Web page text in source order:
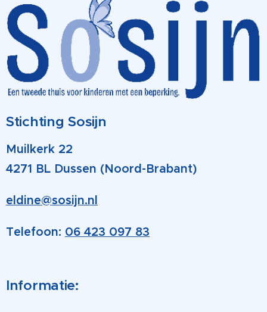
Stichting Sosijn
Muilkerk 22
4271 BL Dussen (Noord-Brabant)
eldine@sosijn.nl
Telefoon: 06 423 097 83
Informatie: